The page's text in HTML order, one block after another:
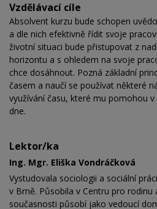
Vzdělávací cíle
Absolvent kurzu bude schopen
a dle nich efektivně řídit svoje
životní situaci bude přistupovat z
horizontu a s ohledem na svoje
chce dosáhnout. Pozná základní
časem a naučí se používat některé
využívání času, které mu pomohou
dne.
Lektor/ka
Ing. Mgr. Eliška Vondráčková
Vystudovala sociologii a sociální
v Brně. Působila v Centru pro rodinu
současnosti působí jako vedoucí